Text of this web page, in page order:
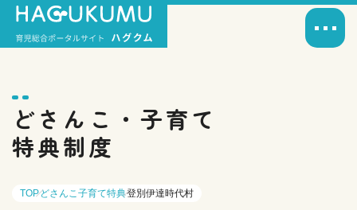
どさんこ・子育て
特典制度
TOPどさんこ子育て特典登別伊達時代村